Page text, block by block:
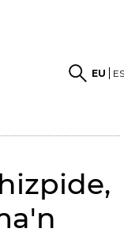
EU